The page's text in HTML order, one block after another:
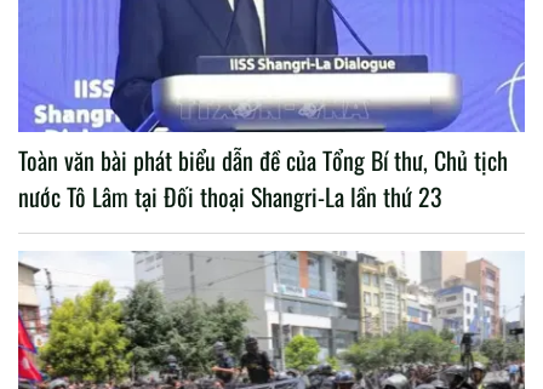
Toàn văn bài phát biểu dẫn đề của Tổng Bí thư, Chủ tịch
nước Tô Lâm tại Đối thoại Shangri-La lần thứ 23